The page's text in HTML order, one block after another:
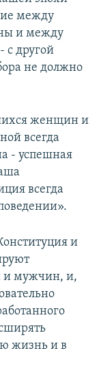
между
и между
с другой
не должно
женщин и
всегда
- успешная
всегда
и
и мужчин, и,
жизнь и в